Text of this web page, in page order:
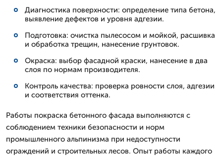
Диагностика поверхности: определение типа бетона,
выявление дефектов и уровня адгезии.
Подготовка: очистка пылесосом и мойкой, расшивка
и обработка трещин, нанесение грунтовок.
Окраска: выбор фасадной краски, нанесение в два
слоя по нормам производителя.
Контроль качества: проверка ровности слоя, адгезии
и соответствия оттенка.
Работы покраска бетонного фасада выполняются с
соблюдением техники безопасности и норм
промышленного альпинизма при недоступности
ограждений и строительных лесов. Опыт работы каждого